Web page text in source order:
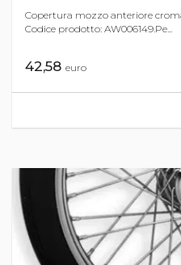
Copertura mozzo anteriore
Codice prodotto: AW006149.Pe...
42,58 euro